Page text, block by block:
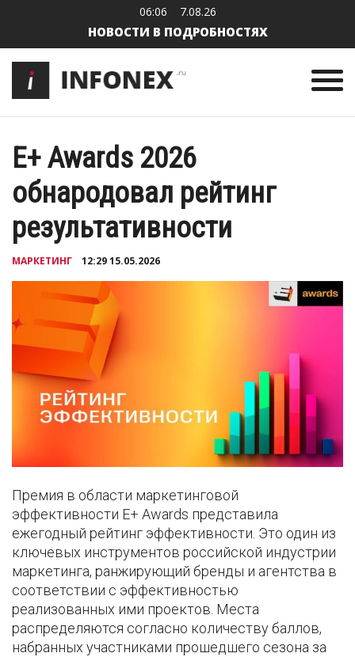
06:06 7.08.26
НОВОСТИ В ПОДРОБНОСТЯХ
E+ Awards 2026
обнародовал рейтинг
результативности
МАРКЕТИНГ 12:29 15.05.2026
Премия в области маркетинговой
эффективности E+ Awards представила
ежегодный рейтинг эффективности. Это один из
ключевых инструментов российской индустрии
маркетинга, ранжирующий бренды и агентства в
соответствии с эффективностью
реализованных ими проектов. Места
распределяются согласно количеству баллов,
набранных участниками прошедшего сезона за